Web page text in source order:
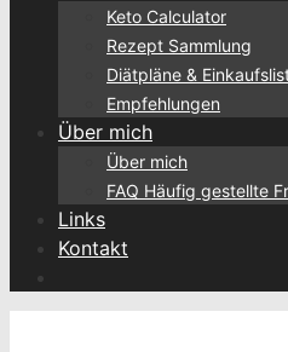
Keto Calculator
Rezept Sammlung
Diätpläne &
Empfehlungen
Über mich
Über mich
FAQ Häufig gestellte
Links
Kontakt